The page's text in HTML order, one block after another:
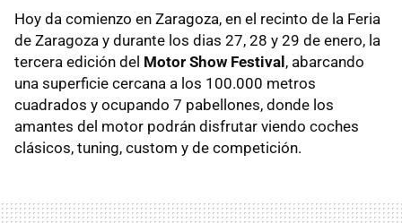
Hoy da comienzo en Zaragoza, en el recinto de la Feria
de Zaragoza y durante los dias 27, 28 y 29 de enero, la
tercera edición del Motor Show Festival , abarcando
una superficie cercana a los 100.000 metros
cuadrados y ocupando 7 pabellones, donde los
amantes del motor podrán disfrutar viendo coches
clásicos, tuning, custom y de competición.